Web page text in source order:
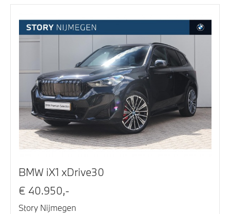
BMW iX1 xDrive30
€ 40.950,-
Story Nijmegen